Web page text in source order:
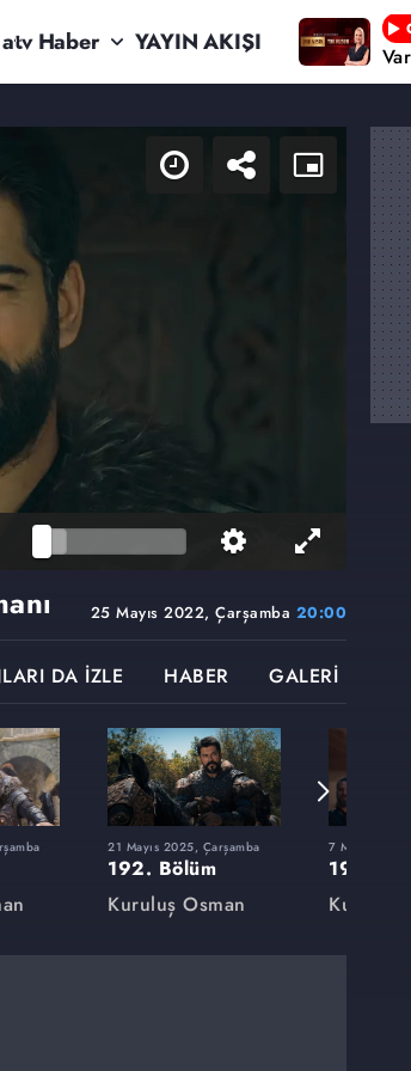
atv Haber YAYIN AKIŞI
25 Mayıs 2022, Çarşamba 20:00
DA İZLE HABER GALERİ
21 Mayıs 2025, Çarşamba
192. Bölüm
Kuruluş Osman
7 Mayıs 2025,
191.
Kuruluş